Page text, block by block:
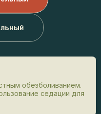
обезболиванием.
седации для